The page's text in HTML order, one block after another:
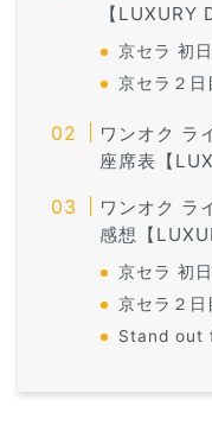
【LUXURY
京セラ 初
京セラ２日
ワンオク ラ
座席表【
ワンオク ラ
感想【
京セラ 初
京セラ２日
Stand out